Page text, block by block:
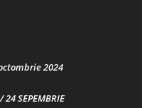
2024
24 SEPEMBRIE